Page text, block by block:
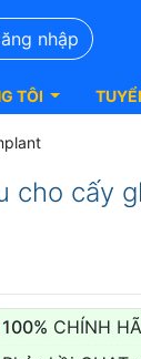
nhập
TÔI
cho cấy
100% CHÍNH